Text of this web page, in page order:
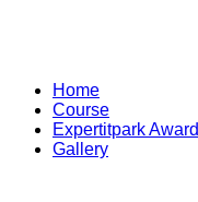
Home
Course
Expertitpark Award
Gallery